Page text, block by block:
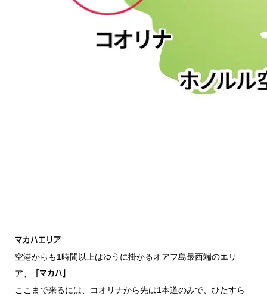
マカハエリア
空港からも1時間以上はゆうに掛かるオアフ島最西端のエリ
ア、
「マカハ」
ここまで来るには、コオリナから先は1本道のみで、ひたすら